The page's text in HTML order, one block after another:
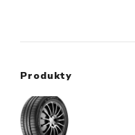
Produkty